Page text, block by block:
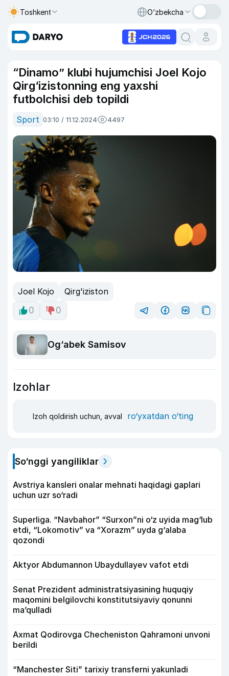
Toshkent O‘zbekcha
“Dinamo” klubi hujumchisi Joel Kojo
Qirg‘izistonning eng yaxshi
futbolchisi deb topildi
Sport 03:10 / 11.12.2024 4497
Joel Kojo
Qirg'iziston
0
0
Og‘abek Samisov
Izohlar
Izoh qoldirish uchun, avval ro‘yxatdan o‘ting
So‘nggi yangiliklar
Avstriya kansleri onalar mehnati haqidagi gaplari
uchun uzr so‘radi
Superliga. “Navbahor” “Surxon”ni o‘z uyida mag‘lub
etdi, “Lokomotiv” va “Xorazm” uyda g‘alaba
qozondi
Aktyor Abdu­mannon Ubaydullayev vafot etdi
Senat Prezident administratsiyasining huquqiy
maqomini belgilovchi konstitutsiyaviy qonunni
ma’qulladi
Axmat Qodirovga Checheniston Qahramoni unvoni
berildi
“Manchester Siti” tarixiy transferni yakunladi